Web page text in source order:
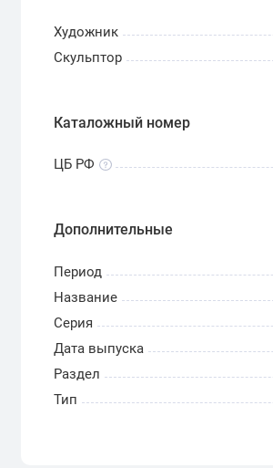
Художник
Скульптор
Каталожный номер
ЦБ РФ
Дополнительные
Период
Название
Серия
Дата выпуска
Раздел
Тип